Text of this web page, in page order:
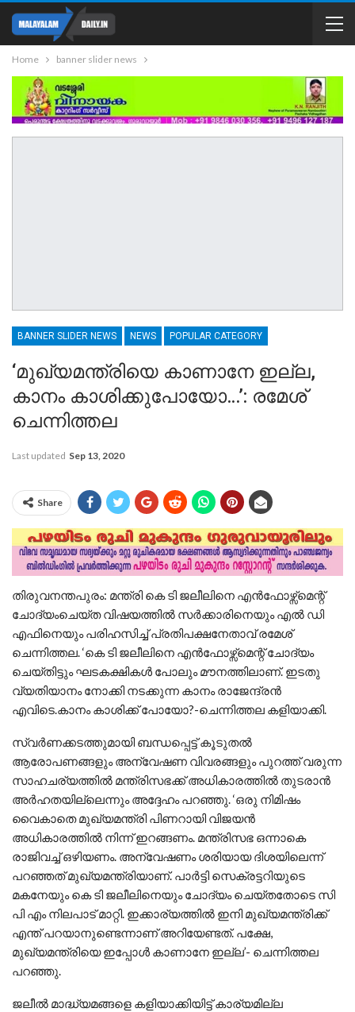
Home banner slider news
BANNER SLIDER NEWS NEWS POPULAR CATEGORY
‘മുഖ്യമന്ത്രിയെ കാണാനേ ഇല്ല,
കാനം കാശിക്കുപോയോ…’: രമേശ്‌
ചെന്നിത്തല
Last updated Sep 13, 2020
Share
തിരുവനന്തപുരം: മന്ത്രി കെ ടി ജലീലിനെ എന്‍ഫോഴ്സ്‌മെന്റ്
ചോദ്യംചെയ്ത വിഷയത്തില്‍ സര്‍ക്കാരിനെയും എല്‍ ഡി
എഫിനെയും പരിഹസിച്ച്‌ പ്രതിപക്ഷനേതാവ് രമേശ്
ചെന്നിത്തല. ‘കെ ടി ജലീലിനെ എന്‍ഫോഴ്സ്‌മെന്റ് ചോദ്യം
ചെയ്തിട്ടും ഘടകക്ഷികള്‍ പോലും മൗനത്തിലാണ്. ഇടതു
വ്യതിയാനം നോക്കി നടക്കുന്ന കാനം രാജേന്ദ്രന്‍
എവിടെ.കാനം കാശിക്ക് പോയോ?-ചെന്നിത്തല കളിയാക്കി.
സ്വര്‍ണക്കടത്തുമായി ബന്ധപ്പെട്ട് കൂടുതല്‍
ആരോപണങ്ങളും അന്വേഷണ വിവരങ്ങളും പുറത്ത് വരുന്ന
സാഹചര്യത്തില്‍ മന്ത്രിസഭക്ക് അധികാരത്തില്‍ തുടരാന്‍
അര്‍ഹതയില്ലെന്നും അദ്ദേഹം പറഞ്ഞു. ‘ഒരു നിമിഷം
വൈകാതെ മുഖ്യമന്ത്രി പിണറായി വിജയന്‍
അധികാരത്തില്‍ നിന്ന് ഇറങ്ങണം. മന്ത്രിസഭ ഒന്നാകെ
രാജിവച്ച്‌ ഒഴിയണം. അന്വേഷണം ശരിയായ ദിശയിലെന്ന്
പറഞ്ഞത് മുഖ്യമന്ത്രിയാണ്. പാര്‍ട്ടി സെക്രട്ടറിയുടെ
മകനേയും കെ ടി ജലീലിനെയും ചോദ്യം ചെയ്തതോടെ സി
പി എം നിലപാട് മാറ്റി. ഇക്കാര്യത്തില്‍ ഇനി മുഖ്യമന്ത്രിക്ക്
എന്ത് പറയാനുണ്ടെന്നാണ് അറിയേണ്ടത്. പക്ഷേ,
മുഖ്യമന്ത്രിയെ ഇപ്പോള്‍ കാണാനേ ഇല്ല’- ചെന്നിത്തല
പറഞ്ഞു.
ജലീല്‍ മാദ്ധ്യമങ്ങളെ കളിയാക്കിയിട്ട് കാര്യമില്ല